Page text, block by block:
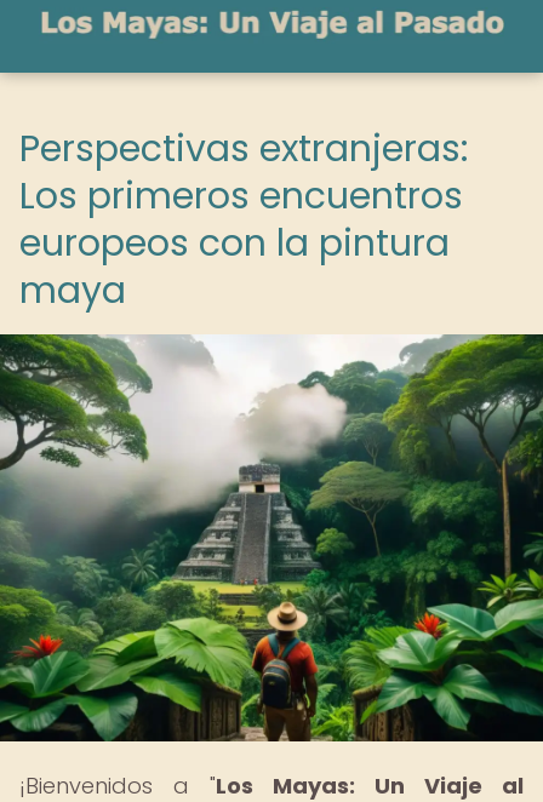
Perspectivas extranjeras:
Los primeros encuentros
europeos con la pintura
maya
¡Bienvenidos a "Los Mayas: Un Viaje al